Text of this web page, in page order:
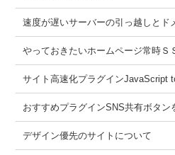
速度が遅いサーバーの引っ越しとド
やっておきたいホームページ常時Ｓ
サイト高速化プラグインJavaScript
おすすめプラグインSNS共有ボタン
デザイン優先のサイトについて